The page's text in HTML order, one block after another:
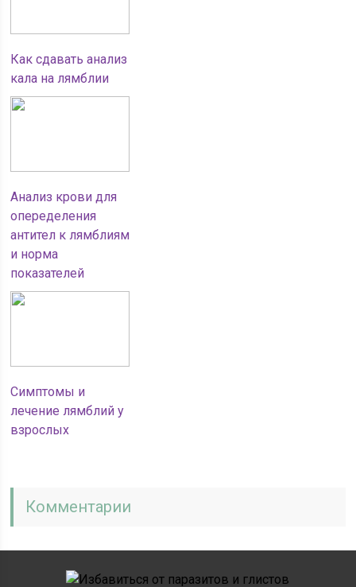
Как сдавать анализ
кала на лямблии
Анализ крови для
опеределения
антител к лямблиям
и норма
показателей
Симптомы и
лечение лямблий у
взрослых
Комментарии